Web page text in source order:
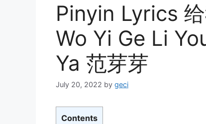
Pinyin Lyrics
Wo Yi Ge Li
Ya 范芽芽
July 20, 2022 by geci
Contents